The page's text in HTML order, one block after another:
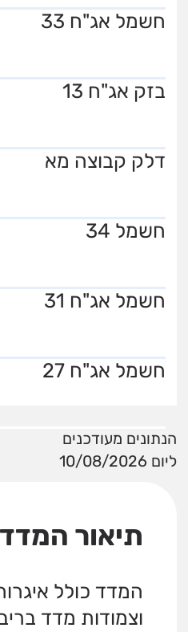
חשמל אג"ח 33
בזק אג"ח 13
דלק קבוצה מא
חשמל 34
חשמל אג"ח 31
חשמל אג"ח 27
הנתונים מעודכנים
ליום 10/08/2026
תיאור המדד
המדד כולל
וצמודות מדד